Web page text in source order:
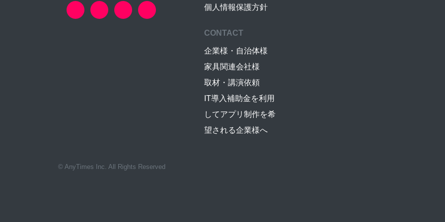
個人情報保護方針
CONTACT
企業様・自治体様
家具関連会社様
取材・講演依頼
IT導入補助金を利用
してアプリ制作を希
望される企業様へ
© AnyTimes Inc. All Rights Reserved